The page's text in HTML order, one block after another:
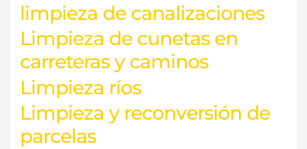
limpieza de canalizaciones
Limpieza de cunetas en
carreteras y caminos
Limpieza ríos
Limpieza y reconversión de
parcelas